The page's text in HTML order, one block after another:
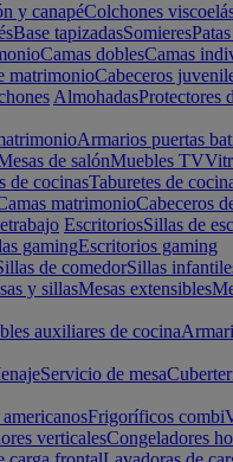
y canapéColchones
Base tapizadasSomieres
Camas doblesCamas
matrimonioCabeceros
AlmohadasProtectores
Armarios puertas
de salónMuebles TV
de cocinasTaburetes de
matrimonioCabeceros
EscritoriosSillas de
gamingEscritorios gaming
de comedorSillas
y sillasMesas extensibles
auxiliares de cocina
Servicio de mesa
Frigoríficos combi
verticalesCongeladores